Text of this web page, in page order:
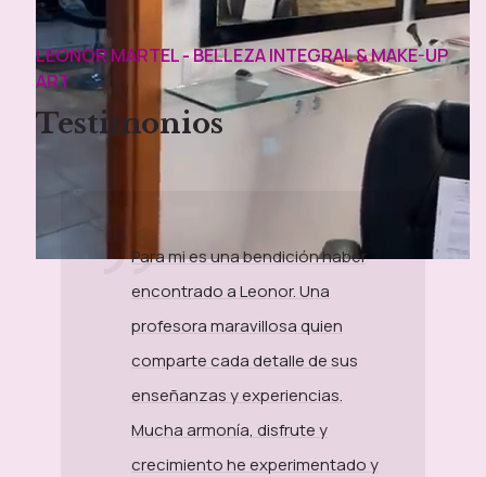
LEONOR MARTEL - BELLEZA INTEGRAL & MAKE-UP
ART
Testimonios
Para mi es una bendición haber
encontrado a Leonor. Una
profesora maravillosa quien
comparte cada detalle de sus
enseñanzas y experiencias.
Mucha armonía, disfrute y
crecimiento he experimentado y